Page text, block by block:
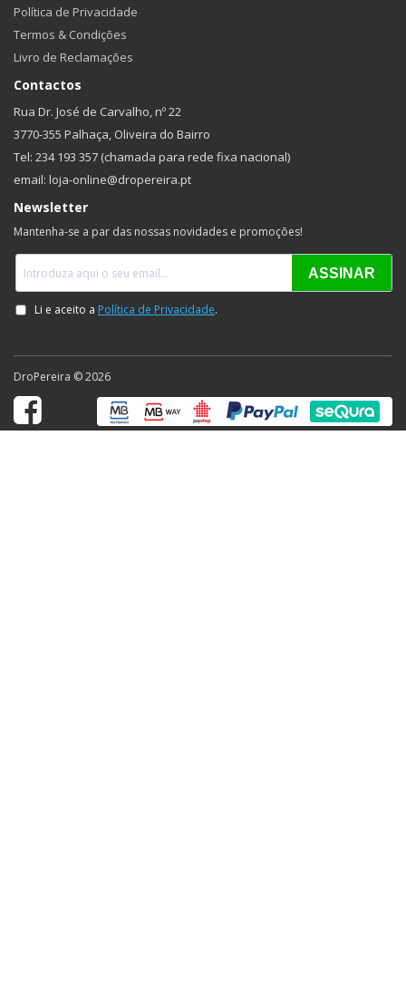
Política de Privacidade
Termos & Condições
Livro de Reclamações
Contactos
Rua Dr. José de Carvalho, nº 22
3770-355 Palhaça, Oliveira do Bairro
Tel: 234 193 357 (chamada para rede fixa nacional)
email: loja-online@dropereira.pt
Newsletter
Mantenha-se a par das nossas novidades e promoções!
DroPereira © 2026